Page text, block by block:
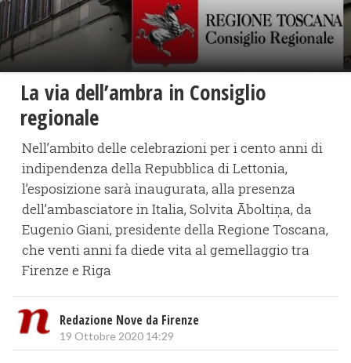
La via dell’ambra in Consiglio
regionale
Nell’ambito delle celebrazioni per i cento anni di
indipendenza della Repubblica di Lettonia,
l’esposizione sarà inaugurata, alla presenza
dell’ambasciatore in Italia, Solvita Āboltiņa, da
Eugenio Giani, presidente della Regione Toscana,
che venti anni fa diede vita al gemellaggio tra
Firenze e Riga
Redazione Nove da Firenze
19 Ottobre 2020 14:29